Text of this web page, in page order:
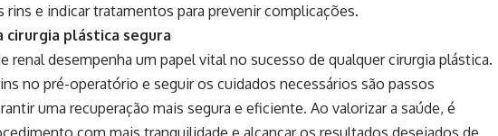
rins e indicar tratamentos para prevenir complicações.
cirurgia plástica segura
renal desempenha um papel vital no sucesso de qualquer cirurgia plástica.
no pré-operatório e seguir os cuidados necessários são passos
uma recuperação mais segura e eficiente. Ao valorizar a saúde, é
com mais tranquilidade e alcançar os resultados desejados de